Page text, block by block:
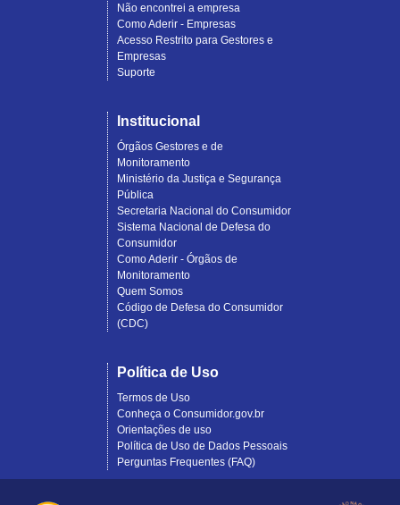
Não encontrei a empresa
Como Aderir - Empresas
Acesso Restrito para Gestores e
Empresas
Suporte
Institucional
Órgãos Gestores e de
Monitoramento
Ministério da Justiça e Segurança
Pública
Secretaria Nacional do Consumidor
Sistema Nacional de Defesa do
Consumidor
Como Aderir - Órgãos de
Monitoramento
Quem Somos
Código de Defesa do Consumidor
(CDC)
Política de Uso
Termos de Uso
Conheça o Consumidor.gov.br
Orientações de uso
Política de Uso de Dados Pessoais
Perguntas Frequentes (FAQ)